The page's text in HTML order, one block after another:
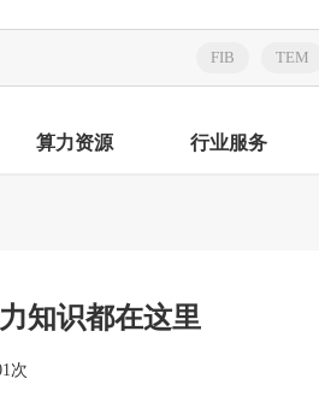
FIB TEM
算力资源 行业服务
知识都在这里
次